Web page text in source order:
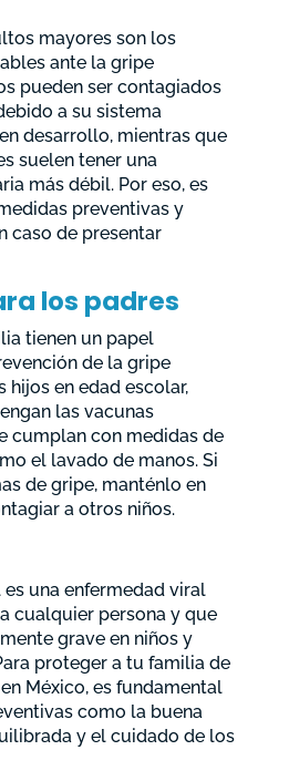
mayores son los
ante la gripe
pueden ser contagiados
a su sistema
desarrollo, mientras que
suelen tener una
más débil. Por eso, es
preventivas y
caso de presentar
los padres
tienen un papel
de la gripe
hijos en edad escolar,
las vacunas
cumplan con medidas de
el lavado de manos. Si
de gripe, manténlo en
a otros niños.
una enfermedad viral
cualquier persona y que
grave en niños y
proteger a tu familia de
México, es fundamental
como la buena
y el cuidado de los